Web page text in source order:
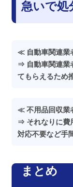
急いで処
≪ 自動車関連業
⇒ 自動車関連業
てもらえるため
≪ 不用品回収業
⇒ それなりに費
対応不要など手
まとめ